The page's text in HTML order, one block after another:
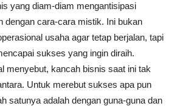
yang diam-diam mengantisipasi
dengan cara-cara mistik. Ini bukan
usaha agar tetap berjalan, tapi
sukses yang ingin diraih.
menyebut, kancah bisnis saat ini tak
Untuk merebut sukses apa pun
satunya adalah dengan guna-guna dan